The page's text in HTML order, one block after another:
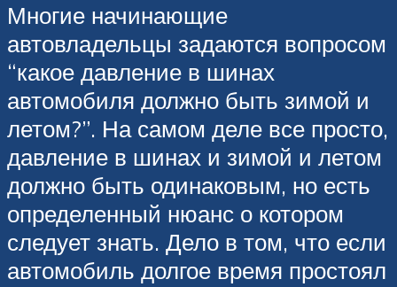
Многие начинающие
автовладельцы задаются вопросом
“какое давление в шинах
автомобиля должно быть зимой и
летом?”. На самом деле все просто,
давление в шинах и зимой и летом
должно быть одинаковым, но есть
определенный нюанс о котором
следует знать. Дело в том, что если
автомобиль долгое время простоял